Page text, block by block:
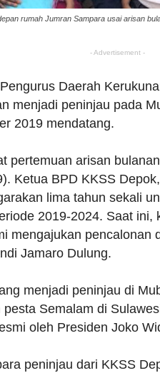
rumah Jumran Sampara usai arisan
- Advertisement -
Daerah
menjadi peninjau pada
2019 mendatang.
pertemuan arisan
Ketua BPD KKSS
lima tahun sekali
2019-2024. Saat ini,
mengajukan pencalonan
Jamaro Dulung.
menjadi peninjau di
Semalam di
oleh Presiden Joko
peninjau dari KKSS